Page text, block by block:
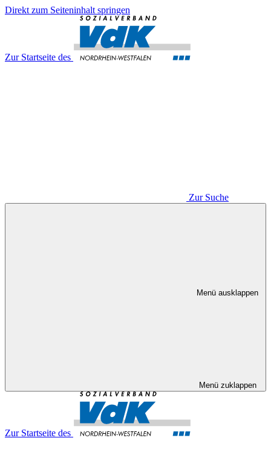
Direkt zum Seiteninhalt springen
Zur Startseite des
Zur Suche
Menü ausklappen
Menü zuklappen
Zur Startseite des